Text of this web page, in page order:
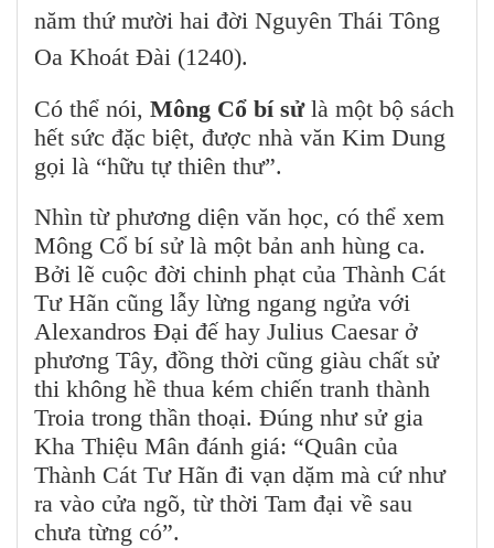
năm thứ mười hai đời Nguyên Thái Tông
Oa Khoát Đài (1240).
Có thể nói, Mông Cổ bí sửlà một bộ sách
hết sức đặc biệt, được nhà văn Kim Dung
gọi là “hữu tự thiên thư”.
Nhìn từ phương diện văn học, có thể xem
Mông Cổ bí sử là một bản anh hùng ca.
Bởi lẽ cuộc đời chinh phạt của Thành Cát
Tư Hãn cũng lẫy lừng ngang ngửa với
Alexandros Đại đế hay Julius Caesar ở
phương Tây, đồng thời cũng giàu chất sử
thi không hề thua kém chiến tranh thành
Troia trong thần thoại. Đúng như sử gia
Kha Thiệu Mân đánh giá: “Quân của
Thành Cát Tư Hãn đi vạn dặm mà cứ như
ra vào cửa ngõ, từ thời Tam đại về sau
chưa từng có”.